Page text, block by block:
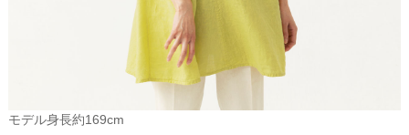
モデル身長約169cm